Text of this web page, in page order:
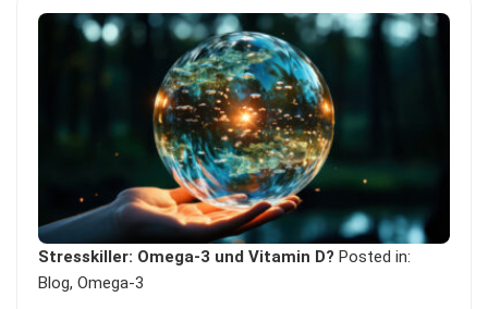
Stresskiller: Omega-3 und Vitamin D? Posted in:
Blog,Omega-3